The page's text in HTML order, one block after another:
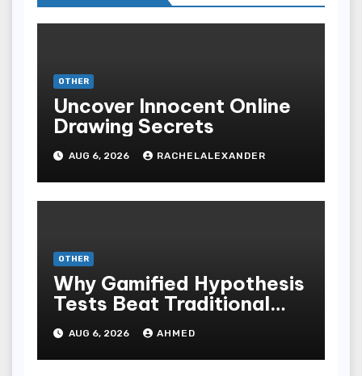
OTHER
Uncover Innocent Online
Drawing Secrets
AUG 6, 2026 RACHELALEXANDER
OTHER
Why Gamified Hypothesis
Tests Beat Traditional
Meditate Methods
AUG 6, 2026 AHMED